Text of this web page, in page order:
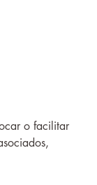
o facilitar